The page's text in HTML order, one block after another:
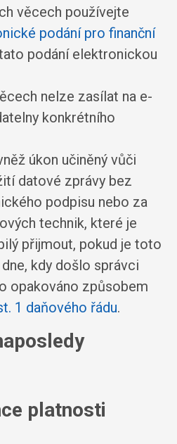
věcech používejte
podání pro finanční
podání elektronickou
nelze zasílat na e-
konkrétního
úkon učiněný vůči
datové zprávy bez
podpisu nebo za
technik, které je
přijmout, pokud je toto
kdy došlo správci
opakováno způsobem
1 daňového řádu.
platnosti